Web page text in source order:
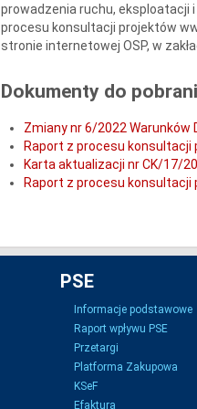
prowadzenia ruchu, eksploatacji
procesu konsultacji projektów
stronie internetowej OSP, w
Dokumenty do
Zmiany nr 6/2022 Warunków
Raport z procesu
Karta aktualizacji nr CK/17/
Raport z procesu konsultacji
PSE
Informacje podstawowe
Raport wpływu PSE
Przetargi
Platforma Zakupowa
KSeF
Efaktura